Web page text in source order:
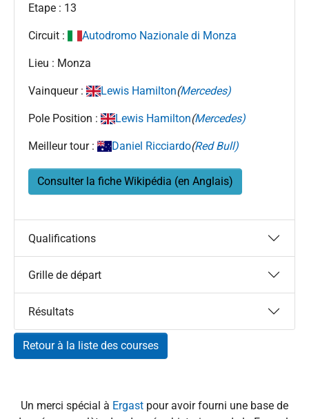
Etape : 13
Circuit : Autodromo Nazionale di Monza
Lieu : Monza
Vainqueur : Lewis Hamilton(Mercedes)
Pole Position : Lewis Hamilton(Mercedes)
Meilleur tour : Daniel Ricciardo(Red Bull)
Consulter la fiche Wikipédia (en Anglais)
Qualifications
Grille de départ
Résultats
Retour à la liste des courses
Un merci spécial à Ergast pour avoir fourni une base de